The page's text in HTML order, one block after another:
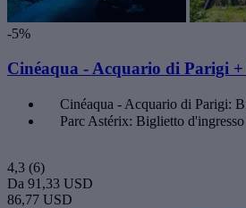
-5%
Cinéaqua - Acquario di Parigi
Cinéaqua - Acquario di Parigi:
Parc Astérix: Biglietto d'ingresso
4,3 (6)
Da 91,33 USD
86,77 USD